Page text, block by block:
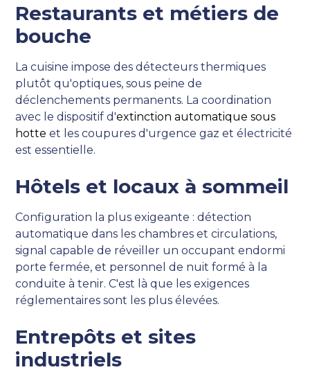
Restaurants et métiers de
bouche
La cuisine impose des détecteurs thermiques
plutôt qu'optiques, sous peine de
déclenchements permanents. La coordination
avec le dispositif d'extinction automatique sous
hotte et les coupures d'urgence gaz et électricité
est essentielle.
Hôtels et locaux à sommeil
Configuration la plus exigeante : détection
automatique dans les chambres et circulations,
signal capable de réveiller un occupant endormi
porte fermée, et personnel de nuit formé à la
conduite à tenir. C'est là que les exigences
réglementaires sont les plus élevées.
Entrepôts et sites
industriels